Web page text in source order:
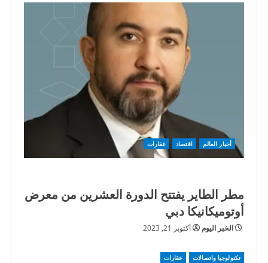
أخبار العالم اقتصاد عقارات
مطر الطاير يفتتح الدورة العشرين من معرض
أوتوميكانيكا دبي
الخبر اليوم أكتوبر 21, 2023
تكنولوجيا واتصالات عقارات